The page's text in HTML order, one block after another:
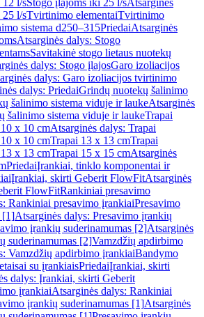
12 l/sStogo įlajoms iki 25 l/sAtsarginės
25 l/sTvirtinimo elementaiTvirtinimo
sistema d250–315PriedaiAtsarginės
Atsarginės dalys: Stogo
Savitakinė stogo lietaus nuotekų
dalys: Stogo įlajosGaro izoliacijos
dalys: Garo izoliacijos tvirtinimo
dalys: PriedaiGrindų nuotekų šalinimo
šalinimo sistema viduje ir laukeAtsarginės
šalinimo sistema viduje ir laukeTrapai
x 10 cmAtsarginės dalys: Trapai
x 10 cmTrapai 13 x 13 cmTrapai
x 13 cmTrapai 15 x 15 cmAtsarginės
PriedaiĮrankiai, tinklo komponentai ir
Įrankiai, skirti Geberit FlowFitAtsarginės
FlowFitRankiniai presavimo
Rankiniai presavimo įrankiaiPresavimo
[1]Atsarginės dalys: Presavimo įrankių
įrankių suderinamumas [2]Atsarginės
suderinamumas [2]Vamzdžių apdirbimo
Vamzdžių apdirbimo įrankiaiBandymo
su įrankiaisPriedaiĮrankiai, skirti
dalys: Įrankiai, skirti Geberit
įrankiaiAtsarginės dalys: Rankiniai
įrankių suderinamumas [1]Atsarginės